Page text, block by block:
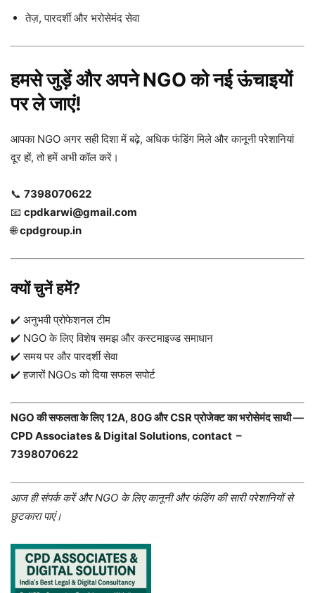
तेज़, पारदर्शी और भरोसेमंद सेवा
हमसे जुड़ें और अपने NGO को नई ऊंचाइयों
पर ले जाएं!
आपका NGO अगर सही दिशा में बढ़े, अधिक फंडिंग मिले और कानूनी परेशानियां
दूर हों, तो हमें अभी कॉल करें।
📞 7398070622
📧 cpdkarwi@gmail.com
🌐cpdgroup.in
क्यों चुनें हमें?
✔️ अनुभवी प्रोफेशनल टीम
✔️ NGO के लिए विशेष समझ और कस्टमाइज्ड समाधान
✔️ समय पर और पारदर्शी सेवा
✔️ हजारों NGOs को दिया सफल सपोर्ट
NGO की सफलता के लिए 12A, 80G और CSR प्रोजेक्ट का भरोसेमंद साथी —
CPD Associates & Digital Solutions, contact –
7398070622
आज ही संपर्क करें और NGO के लिए कानूनी और फंडिंग की सारी परेशानियों से
छुटकारा पाएं।